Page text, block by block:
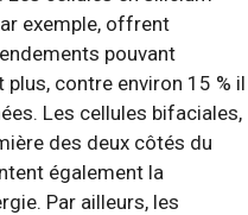
exemple, offrent
pouvant
plus, contre environ 15 % il
Les cellules bifaciales,
des deux côtés du
également la
Par ailleurs, les